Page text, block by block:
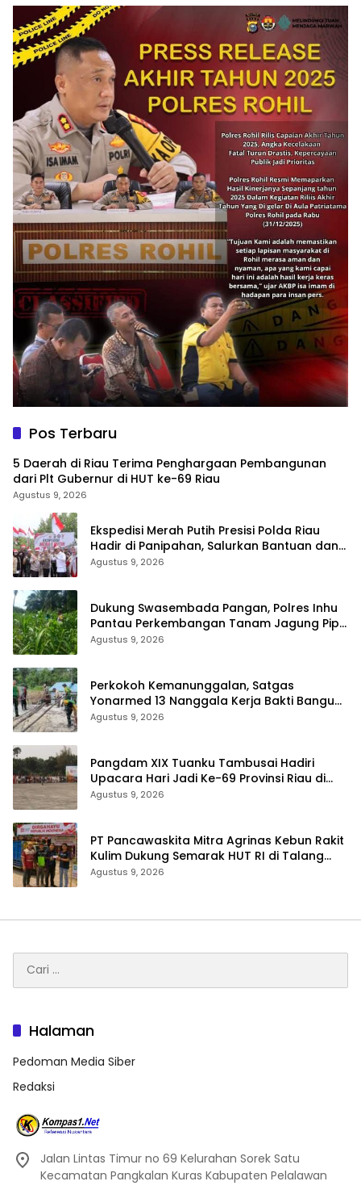
Pos Terbaru
5 Daerah di Riau Terima Penghargaan Pembangunan
dari Plt Gubernur di HUT ke-69 Riau
Agustus 9, 2026
Ekspedisi Merah Putih Presisi Polda Riau
Hadir di Panipahan, Salurkan Bantuan dan
Layanan Kesehatan
Agustus 9, 2026
Dukung Swasembada Pangan, Polres Inhu
Pantau Perkembangan Tanam Jagung Pipil
Agustus 9, 2026
Perkokoh Kemanunggalan, Satgas
Yonarmed 13 Nanggala Kerja Bakti Bangun
Masjid Al-Hikmah di Kapuas Hulu
Agustus 9, 2026
Pangdam XIX Tuanku Tambusai Hadiri
Upacara Hari Jadi Ke-69 Provinsi Riau di
Pekanbaru
Agustus 9, 2026
‎PT Pancawaskita Mitra Agrinas Kebun Rakit
Kulim Dukung Semarak HUT RI di Talang
Perigi
Agustus 9, 2026
untuk:
Halaman
Pedoman Media Siber
Redaksi
Jalan Lintas Timur no 69 Kelurahan Sorek Satu
Kecamatan Pangkalan Kuras Kabupaten Pelalawan